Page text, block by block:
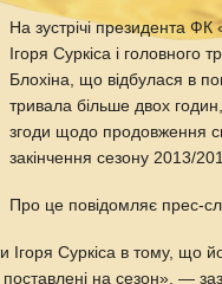
На зустрічі президента
Ігоря Суркіса і головного
Блохіна, що відбулася в
тривала більше двох
згоди щодо продовження
закінчення сезону 2013/
Про це повідомляє прес-
Ігоря Суркіса в тому, що
на сезон», —